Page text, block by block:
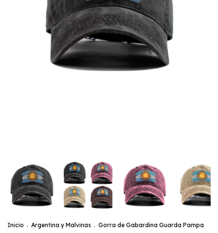
Inicio . Argentina y Malvinas . Gorra de Gabardina Guarda Pampa